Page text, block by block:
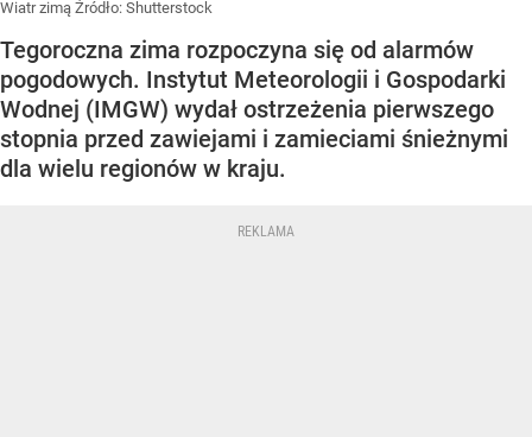
Wiatr zimą Źródło: Shutterstock
Tegoroczna zima rozpoczyna się od alarmów
pogodowych. Instytut Meteorologii i Gospodarki
Wodnej (IMGW) wydał ostrzeżenia pierwszego
stopnia przed zawiejami i zamieciami śnieżnymi
dla wielu regionów w kraju.